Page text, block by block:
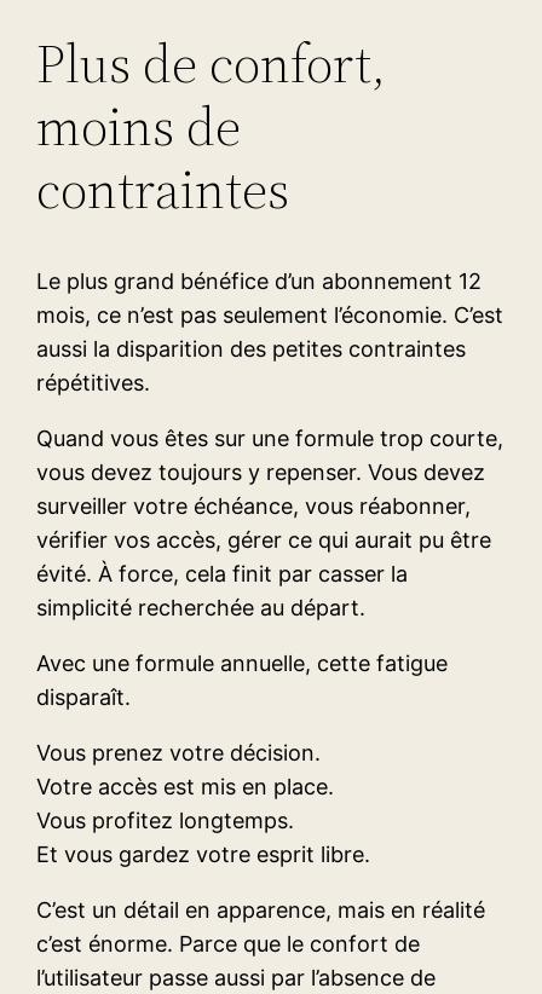
Plus de confort,
moins de
contraintes
Le plus grand bénéfice d’un abonnement 12
mois, ce n’est pas seulement l’économie. C’est
aussi la disparition des petites contraintes
répétitives.
Quand vous êtes sur une formule trop courte,
vous devez toujours y repenser. Vous devez
surveiller votre échéance, vous réabonner,
vérifier vos accès, gérer ce qui aurait pu être
évité. À force, cela finit par casser la
simplicité recherchée au départ.
Avec une formule annuelle, cette fatigue
disparaît.
Vous prenez votre décision.
Votre accès est mis en place.
Vous profitez longtemps.
Et vous gardez votre esprit libre.
C’est un détail en apparence, mais en réalité
c’est énorme. Parce que le confort de
l’utilisateur passe aussi par l’absence de